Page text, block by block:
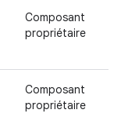
Composant
propriétaire
Composant
propriétaire